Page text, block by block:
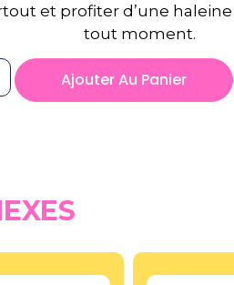
et profiter d’une haleine
tout moment.
Ajouter Au Panier